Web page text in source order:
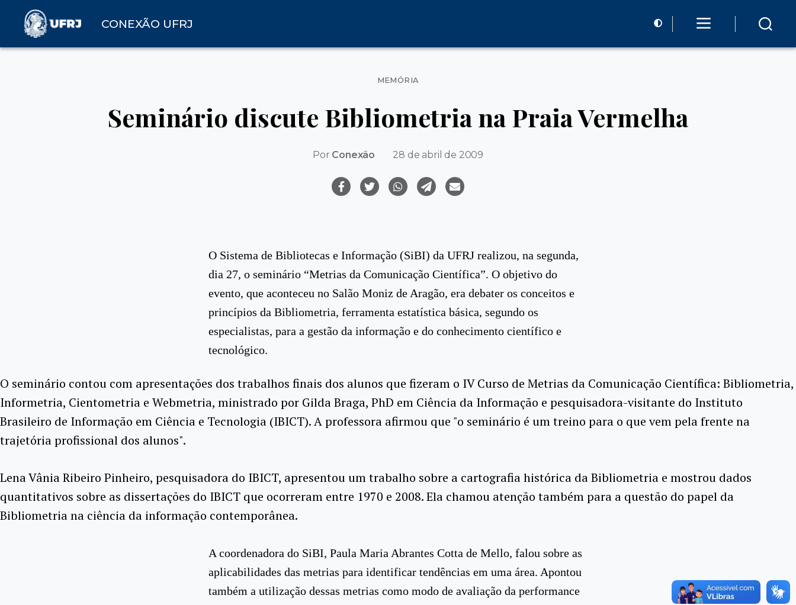
CONEXÃO UFRJ
Categorias
MEMÓRIA
Seminário discute Bibliometria na Praia Vermelha
Por Conexão 28 de abril de 2009
O Sistema de Bibliotecas e Informação (SiBI) da UFRJ realizou, na segunda,
dia 27, o seminário “Metrias da Comunicação Científica”. O objetivo do
evento, que aconteceu no Salão Moniz de Aragão, era debater os conceitos e
princípios da Bibliometria, ferramenta estatística básica, segundo os
especialistas, para a gestão da informação e do conhecimento científico e
tecnológico.
O seminário contou com apresentações dos trabalhos finais dos alunos que fizeram o IV Curso de Metrias da Comunicação Científica: Bibliometria,
Informetria, Cientometria e Webmetria, ministrado por Gilda Braga, PhD em Ciência da Informação e pesquisadora-visitante do Instituto
Brasileiro de Informação em Ciência e Tecnologia (IBICT). A professora afirmou que "o seminário é um treino para o que vem pela frente na
trajetória profissional dos alunos".
Lena Vânia Ribeiro Pinheiro, pesquisadora do IBICT, apresentou um trabalho sobre a cartografia histórica da Bibliometria e mostrou dados
quantitativos sobre as dissertações do IBICT que ocorreram entre 1970 e 2008. Ela chamou atenção também para a questão do papel da
Bibliometria na ciência da informação contemporânea.
A coordenadora do SiBI, Paula Maria Abrantes Cotta de Mello, falou sobre as
aplicabilidades das metrias para identificar tendências em uma área. Apontou
também a utilização dessas metrias como modo de avaliação da performance